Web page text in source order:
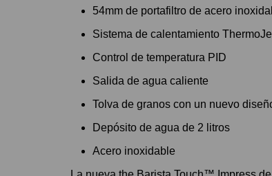
54mm de portafiltro de acero
Sistema de calentamiento
Control de temperatura PID
Salida de agua caliente
Tolva de granos con un nuevo
Depósito de agua de 2 litros
Acero inoxidable